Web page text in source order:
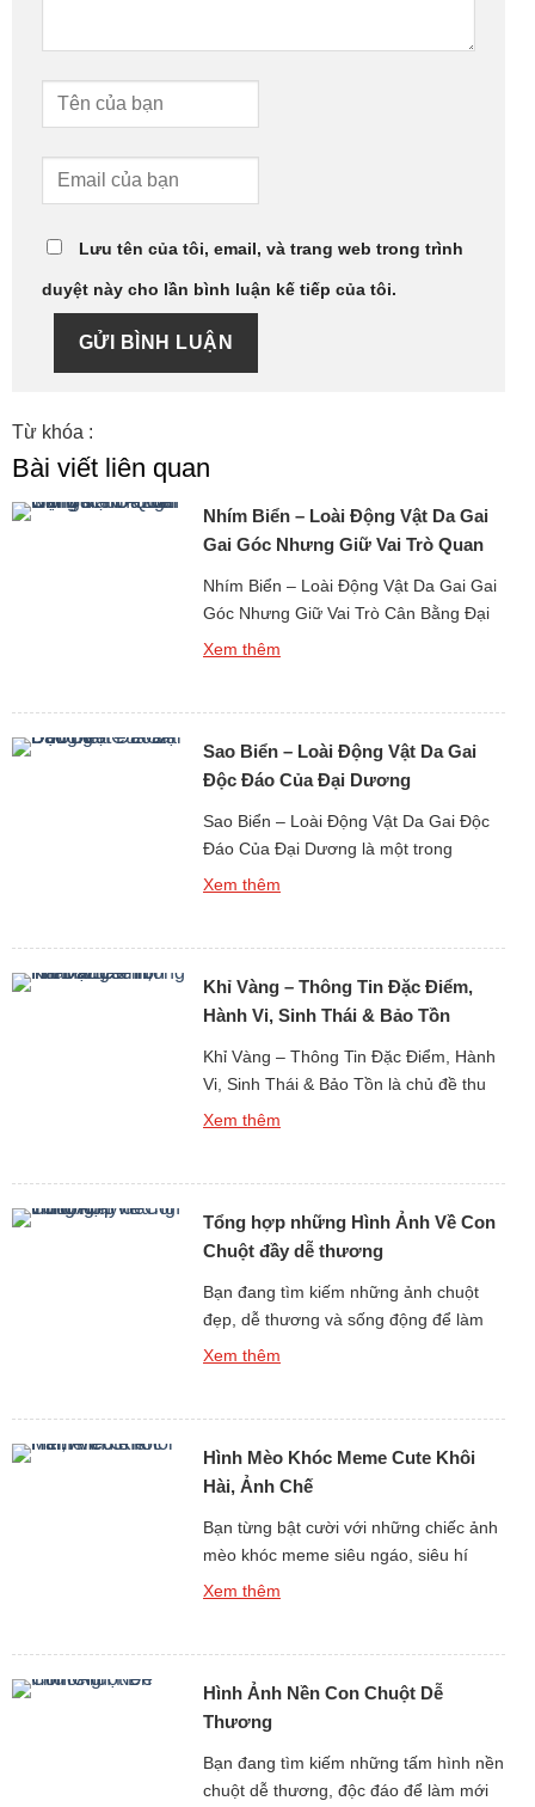
Lưu tên của tôi, email, và trang web trong trình
duyệt này cho lần bình luận kế tiếp của tôi.
GỬI BÌNH LUẬN
Từ khóa :
Bài viết liên quan
Nhím Biển – Loài Động Vật Da Gai
Gai Góc Nhưng Giữ Vai Trò Quan
Nhím Biển – Loài Động Vật Da Gai Gai
Góc Nhưng Giữ Vai Trò Cân Bằng Đại
Dương là một sinh vật biển quen thuộc
cần một bước chân sơ ý khi […]
Xem thêm
Sao Biển – Loài Động Vật Da Gai
Độc Đáo Của Đại Dương
Sao Biển – Loài Động Vật Da Gai Độc
Đáo Của Đại Dương là một trong
những hình ảnh quen thuộc và mang
dưới đáy biển, sao biển không chỉ thu
hút […]
Xem thêm
Khỉ Vàng – Thông Tin Đặc Điểm,
Hành Vi, Sinh Thái & Bảo Tồn
Khỉ Vàng – Thông Tin Đặc Điểm, Hành
Vi, Sinh Thái & Bảo Tồn là chủ đề thu
hút sự quan tâm lớn khi nghiên cứu về
chỉ một […]
Xem thêm
Tổng hợp những Hình Ảnh Về Con
Chuột đầy dễ thương
Bạn đang tìm kiếm những ảnh chuột
đẹp, dễ thương và sống động để làm
hình nền, thiết kế, in ấn hay đơn thuần
đa dạng và hết sức […]
Xem thêm
Hình Mèo Khóc Meme Cute Khôi
Hài, Ảnh Chế
Bạn từng bật cười với những chiếc ảnh
mèo khóc meme siêu ngáo, siêu hí
hước trên mạng chưa? nếu như rồi, thì
loạt con mèo khóc meme này sẽ khiến
[…]
Xem thêm
Hình Ảnh Nền Con Chuột Dễ
Thương
Bạn đang tìm kiếm những tấm hình nền
chuột dễ thương, độc đáo để làm mới